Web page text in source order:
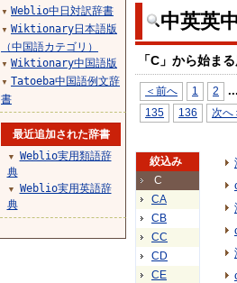
中英英
「C」から始ま
＜前へ 1 2 ...
135 136 次へ
絞込み
C
CA
CB
CC
CD
CE
▼ Weblio中日対訳辞書
▼ Wiktionary日本語版
（中国語カテゴリ）
▼ Wiktionary中国語版
▼ Tatoeba中国語例文辞
書
最近追加された辞書
▼
Weblio実用類語辞
典
▼
Weblio実用英語辞
典